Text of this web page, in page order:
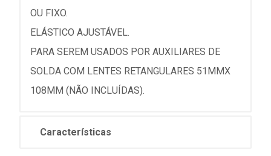
OU FIXO.
ELÁSTICO AJUSTÁVEL.
PARA SEREM USADOS POR AUXILIARES DE
SOLDA COM LENTES RETANGULARES 51MMX
108MM (NÃO INCLUÍDAS).
Características